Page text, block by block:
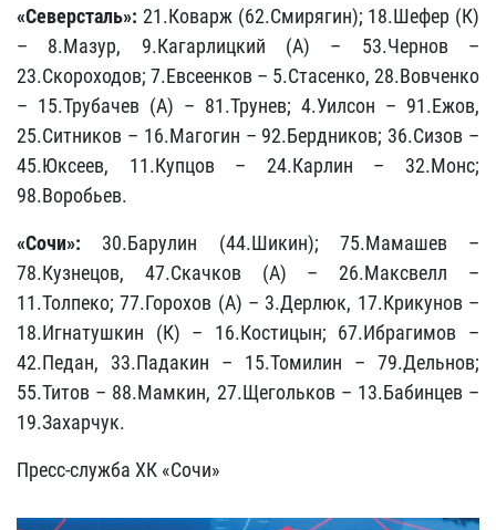
«Северсталь»: 21.Коварж (62.Смирягин); 18.Шефер (К)
– 8.Мазур, 9.Кагарлицкий (А) – 53.Чернов –
23.Скороходов; 7.Евсеенков – 5.Стасенко, 28.Вовченко
– 15.Трубачев (А) – 81.Трунев; 4.Уилсон – 91.Ежов,
25.Ситников – 16.Магогин – 92.Бердников; 36.Сизов –
45.Юксеев, 11.Купцов – 24.Карлин – 32.Монс;
98.Воробьев.
«Сочи»: 30.Барулин (44.Шикин); 75.Мамашев –
78.Кузнецов, 47.Скачков (А) – 26.Максвелл –
11.Толпеко; 77.Горохов (А) – 3.Дерлюк, 17.Крикунов –
18.Игнатушкин (К) – 16.Костицын; 67.Ибрагимов –
42.Педан, 33.Падакин – 15.Томилин – 79.Дельнов;
55.Титов – 88.Мамкин, 27.Щегольков – 13.Бабинцев –
19.Захарчук.
Пресс-служба ХК «Сочи»